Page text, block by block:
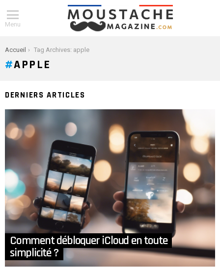
Menu
You are here:
Accueil Tag Archives: apple
APPLE
DERNIERS ARTICLES
Comment débloquer iCloud en toute
simplicité ?